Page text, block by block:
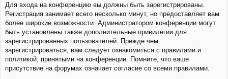
Для входа на конференцию вы должны быть зарегистрированы.
Регистрация занимает всего несколько минут, но предоставляет вам
более широкие возможности. Администратором конференции могут
быть установлены также дополнительные привилегии для
зарегистрированных пользователей. Прежде чем
зарегистрироваться, вам следует ознакомиться с правилами и
политикой, принятыми на конференции. Помните, что ваше
присутствие на форумах означает согласие со всеми правилами.